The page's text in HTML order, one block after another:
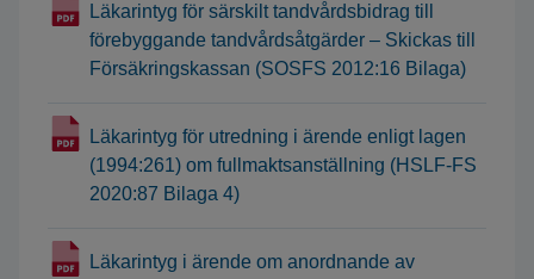
Läkarintyg för särskilt tandvårdsbidrag till
förebyggande tandvårdsåtgärder – Skickas till
Försäkringskassan (SOSFS 2012:16 Bilaga)
Läkarintyg för utredning i ärende enligt lagen
(1994:261) om fullmaktsanställning (HSLF-FS
2020:87 Bilaga 4)
Läkarintyg i ärende om anordnande av